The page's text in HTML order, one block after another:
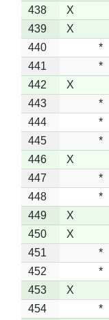
438
X
439
X
440
*
441
*
442
X
443
*
444
*
445
*
446
X
447
*
448
*
449
X
450
X
451
*
452
*
453
X
454
*